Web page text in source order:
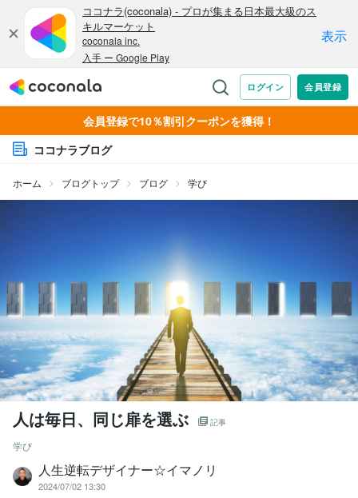
会員登録で10％割引クーポンを獲得！
ココナラブログ
ホーム ブログトップ ブログ 学び
人は毎日、同じ扉を選ぶ 記事
学び
人生逆転デザイナー☆イマノリ
2024/07/02 13:30